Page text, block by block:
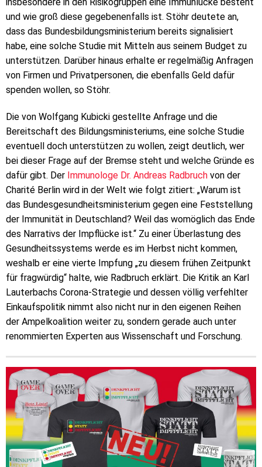
und wie groß diese gegebenenfalls ist. Stöhr deutete an,
dass das Bundesbildungsministerium bereits signalisiert
habe, eine solche Studie mit Mitteln aus seinem Budget zu
unterstützen. Darüber hinaus erhalte er regelmäßig Anfragen
von Firmen und Privatpersonen, die ebenfalls Geld dafür
spenden wollen, so Stöhr.
Die von Wolfgang Kubicki gestellte Anfrage und die
Bereitschaft des Bildungsministeriums, eine solche Studie
eventuell doch unterstützen zu wollen, zeigt deutlich, wer
bei dieser Frage auf der Bremse steht und welche Gründe es
dafür gibt. Der Immunologe Dr. Andreas Radbruch von der
Charité Berlin wird in der Welt wie folgt zitiert: „Warum ist
das Bundesgesundheitsministerium gegen eine Feststellung
der Immunität in Deutschland? Weil das womöglich das Ende
des Narrativs der Impflücke ist.“ Zu einer Überlastung des
Gesundheitssystems werde es im Herbst nicht kommen,
weshalb er eine vierte Impfung „zu diesem frühen Zeitpunkt
für fragwürdig“ halte, wie Radbruch erklärt. Die Kritik an Karl
Lauterbachs Corona-Strategie und dessen völlig verfehlter
Einkaufspolitik nimmt also nicht nur in den eigenen Reihen
der Ampelkoalition weiter zu, sondern gerade auch unter
renommierten Experten aus Wissenschaft und Forschung.